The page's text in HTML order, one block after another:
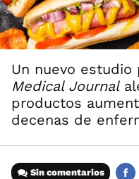
Un nuevo
Medical Journal
productos
decenas de
Sin comentarios